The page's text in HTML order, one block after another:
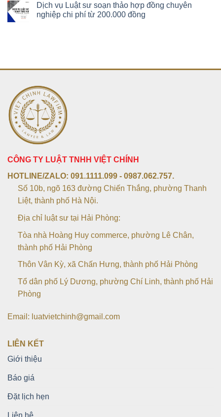
Dịch vụ Luật sư soạn thảo hợp đồng chuyên
nghiệp chi phí từ 200.000 đồng
CÔNG TY LUẬT TNHH VIỆT CHÍNH
HOTLINE/ZALO: 091.1111.099 - 0987.062.757.
Số 10b, ngõ 163 đường Chiến Thắng, phường Thanh
Liệt, thành phố Hà Nội.
Địa chỉ luật sư tại Hải Phòng:
Tòa nhà Hoàng Huy commerce, phường Lê Chân,
thành phố Hải Phòng
Thôn Vân Kỳ, xã Chấn Hưng, thành phố Hải Phòng
Tổ dân phố Lý Dương, phường Chí Linh, thành phố Hải
Phòng
Email: luatvietchinh@gmail.com
LIÊN KẾT
Giới thiệu
Báo giá
Đặt lịch hẹn
Liên hệ